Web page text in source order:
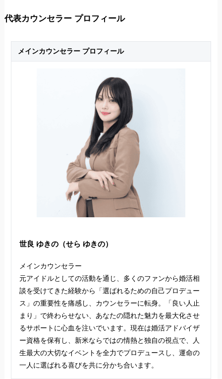
代表カウンセラー プロフィール
メインカウンセラー プロフィール
世良 ゆきの（せら ゆきの）
メインカウンセラー
元アイドルとしての活動を通じ、多くのファンから婚活相
談を受けてきた経験から「選ばれるための自己プロデュー
ス」の重要性を痛感し、カウンセラーに転身。「良い人止
まり」で終わらせない、あなたの隠れた魅力を最大化させ
るサポートに心血を注いでいます。現在は婚活アドバイザ
ー資格を保有し、新米ならではの情熱と独自の視点で、人
生最大の大切なイベントを全力でプロデュースし、運命の
一人に選ばれる喜びを共に分かち合います。